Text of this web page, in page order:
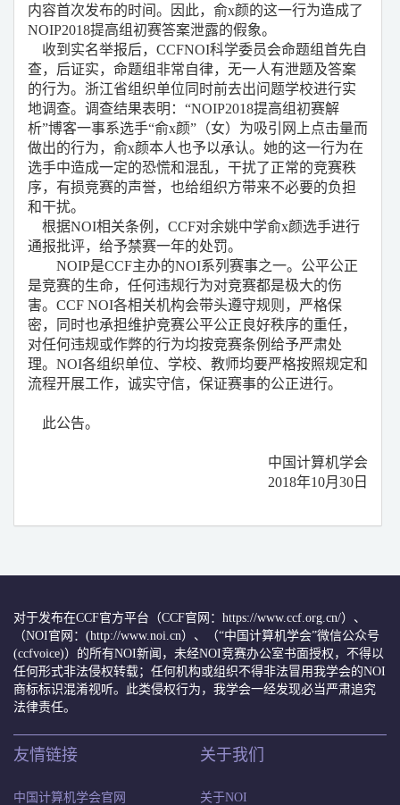
内容首次发布的时间。因此，俞x颜的这一行为造成了
NOIP2018提高组初赛答案泄露的假象。
收到实名举报后， CCFNOI科学委员会命题组首先自
查，后证实，命题组非常自律，无一人有泄题及答案
的行为。浙江省组织单位同时前去出问题学校进行实
地调查。调查结果表明： “NOIP2018提高组初赛解
析”博客一事系选手“俞x颜” （女）为吸引网上点击量而
做出的行为，俞x颜本人也予以承认。她的这一行为在
选手中造成一定的恐慌和混乱，干扰了正常的竞赛秩
序，有损竞赛的声誉，也给组织方带来不必要的负担
和干扰。
根据NOI相关条例， CCF对余姚中学俞x颜选手进行
通报批评，给予禁赛一年的处罚。
NOIP是CCF主办的NOI系列赛事之一。公平公正
是竞赛的生命，任何违规行为对竞赛都是极大的伤
害。 CCF NOI各相关机构会带头遵守规则，严格保
密，同时也承担维护竞赛公平公正良好秩序的重任，
对任何违规或作弊的行为均按竞赛条例给予严肃处
理。 NOI各组织单位、学校、教师均要严格按照规定和
流程开展工作，诚实守信，保证赛事的公正进行。
此公告。
中国计算机学会
2018年10月30日
对于发布在CCF官方平台（CCF官网：https://www.ccf.org.cn/）、
（NOI官网：(http://www.noi.cn）、（“中国计算机学会”微信公众号
(ccfvoice)）的所有NOI新闻，未经NOI竞赛办公室书面授权，不得以
任何形式非法侵权转载；任何机构或组织不得非法冒用我学会的NOI
商标标识混淆视听。此类侵权行为，我学会一经发现必当严肃追究
法律责任。
友情链接
中国计算机学会官网
关于我们
关于NOI